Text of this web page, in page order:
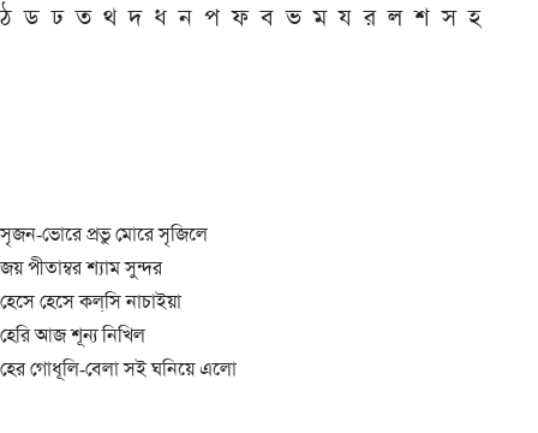
ঠ ড ঢ ত থ দ ধ ন প ফ ব ভ ম য র ল শ স হ
সৃজন-ভোরে প্রভু মোরে সৃজিলে
জয় পীতাম্বর শ্যাম সুন্দর
হেসে হেসে কল্‌সি নাচাইয়া
হেরি আজ শূন্য নিখিল
হের গোধূলি-বেলা সই ঘনিয়ে এলো